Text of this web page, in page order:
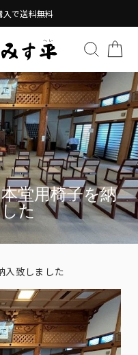
で送料無料
検索す
堂用椅子を納
た
致しました